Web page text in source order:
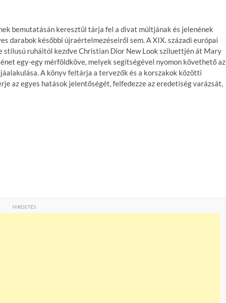
bemutatásán keresztül tárja fel a divat múltjának és jelenének
darabok későbbi újraértelmezéseiről sem. A XIX. századi európai
stílusú ruháitól kezdve Christian Dior New Look sziluettjén át Mary
egy-egy mérföldköve, melyek segítségével nyomon követhető az
A könyv feltárja a tervezők és a korszakok közötti
az egyes hatások jelentőségét, felfedezze az eredetiség varázsát,
HIRDETÉS